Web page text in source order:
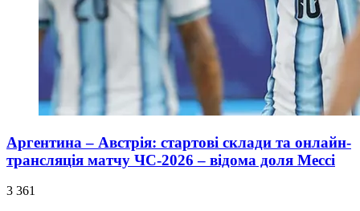
Аргентина – Австрія: стартові склади та онлайн-
трансляція матчу ЧС-2026 – відома доля Мессі
3 361